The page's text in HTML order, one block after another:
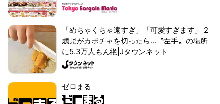
「めちゃくちゃ遠すぎ」「可愛すぎます」 2
歳児がカボチャを切ったら...〝左手〟の場所
に5.3万人もん絶|Jタウンネット
ゼロまる